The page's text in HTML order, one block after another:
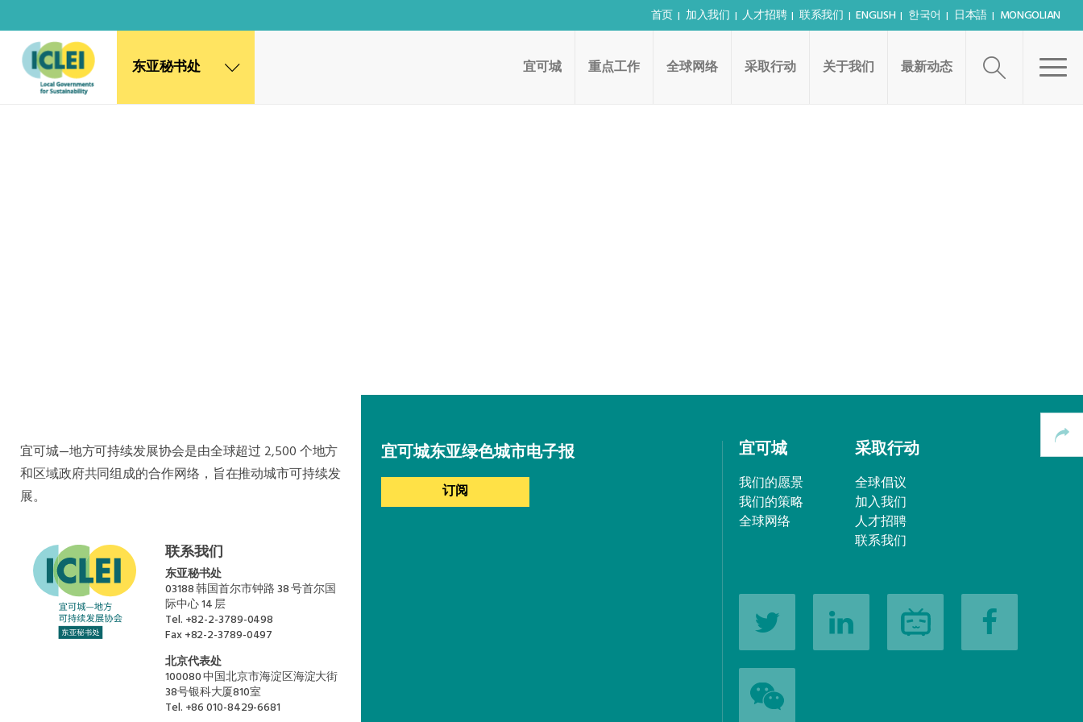
首页 加入我们 人才招聘 联系我们 ENGLISH 한국어 日本語 MONGOLIAN
东亚秘书处 宜可城 重点工作 全球网络 采取行动 关于我们 最新动态
宜可城—地方可持续发展协会是由全球超过 2,500 个地方
和区域政府共同组成的合作网络，旨在推动城市可持续发
展。
联系我们
东亚秘书处
03188 韩国首尔市钟路 38 号首尔国
际中心 14 层
Tel. +82-2-3789-0498
Fax+82-2-3789-0497
北京代表处
100080 中国北京市海淀区海淀大街
38号银科大厦810室
Tel. +86 010-8429-6681
宜可城东亚绿色城市电子报
订阅
宜可城
我们的愿景
我们的策略
全球网络
采取行动
全球倡议
加入我们
人才招聘
联系我们